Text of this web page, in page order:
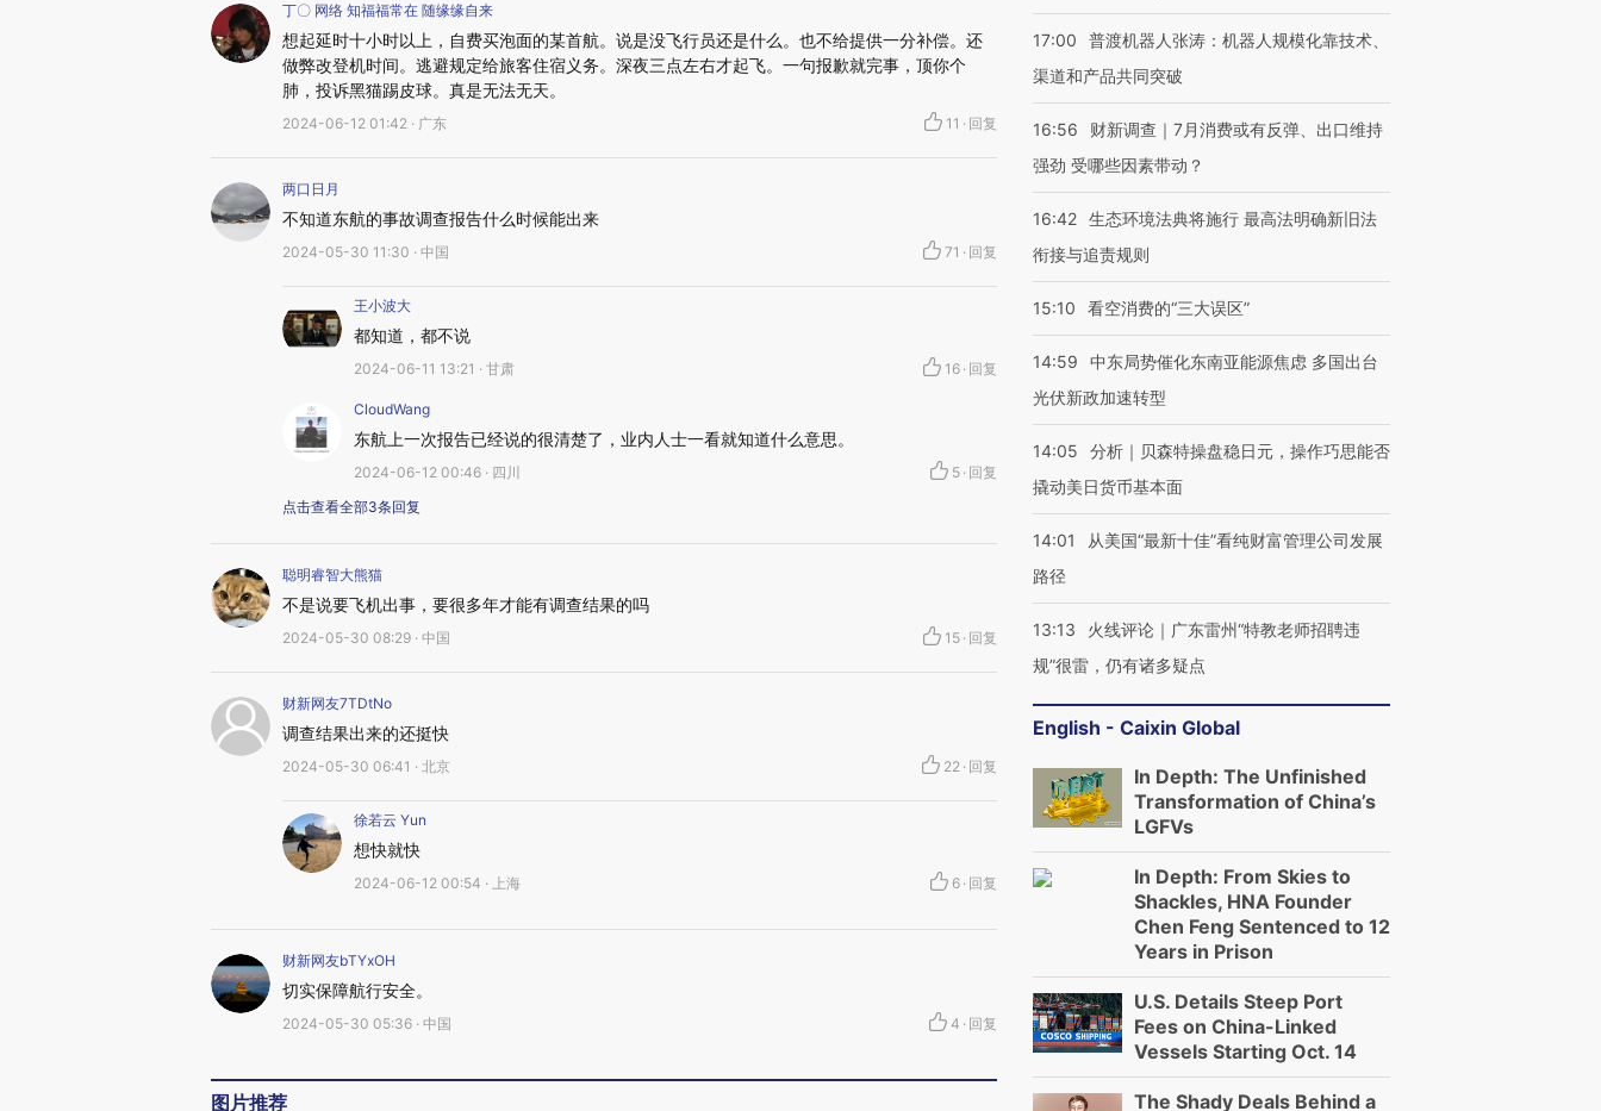
丁〇 网络 知福福常在 随缘缘自来
想起延时十小时以上，自费买泡面的某首航。说是没飞行员还是什么。也不给提供一分补偿。还
做弊改登机时间。逃避规定给旅客住宿义务。深夜三点左右才起飞。一句报歉就完事，顶你个
肺，投诉黑猫踢皮球。真是无法无天。
2024-06-12 01:42 · 广东 11 · 回复
两口日月
不知道东航的事故调查报告什么时候能出来
2024-05-30 11:30 · 中国 71 · 回复
王小波大
都知道，都不说
2024-06-11 13:21 · 甘肃 16 · 回复
CloudWang
东航上一次报告已经说的很清楚了，业内人士一看就知道什么意思。
2024-06-12 00:46 · 四川 5 · 回复
点击查看全部3条回复
聪明睿智大熊猫
不是说要飞机出事，要很多年才能有调查结果的吗
2024-05-30 08:29 · 中国 15 · 回复
财新网友7TDtNo
调查结果出来的还挺快
2024-05-30 06:41 · 北京 22 · 回复
徐若云 Yun
想快就快
2024-06-12 00:54 · 上海 6 · 回复
财新网友bTYxOH
切实保障航行安全。
2024-05-30 05:36 · 中国 4 · 回复
图片推荐
17:00
普渡机器人张涛：机器人规模化靠技术、
渠道和产品共同突破
16:56
财新调查｜7月消费或有反弹、出口维持
强劲 受哪些因素带动？
16:42 生态环境法典将施行 最高法明确新旧法
衔接与追责规则
15:10 看空消费的“三大误区”
14:59
中东局势催化东南亚能源焦虑 多国出台
光伏新政加速转型
14:05
分析｜贝森特操盘稳日元，操作巧思能否
撬动美日货币基本面
14:01
从美国“最新十佳”看纯财富管理公司发展
路径
13:13
火线评论｜广东雷州“特教老师招聘违
规”很雷，仍有诸多疑点
English - Caixin Global
In Depth: The Unfinished
Transformation of China’s
LGFVs
In Depth: From Skies to
Shackles, HNA Founder
Chen Feng Sentenced to 12
Years in Prison
U.S. Details Steep Port
Fees on China-Linked
Vessels Starting Oct. 14
The Shady Deals Behind a